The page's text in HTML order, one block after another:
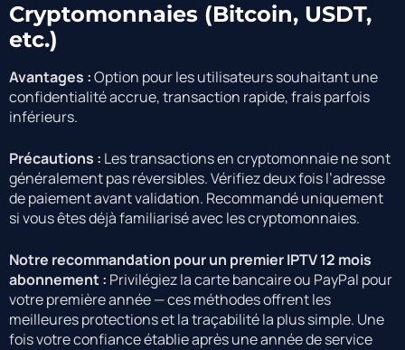
Cryptomonnaies (Bitcoin, USDT,
etc.)
Avantages :Option pour les utilisateurs souhaitant une
confidentialité accrue, transaction rapide, frais parfois
inférieurs.
Précautions : Les transactions en cryptomonnaie ne sont
généralement pas réversibles. Vérifiez deux fois l’adresse
de paiement avant validation. Recommandé uniquement
si vous êtes déjà familiarisé avec les cryptomonnaies.
Notre recommandation pour un premier IPTV 12 mois
abonnement : Privilégiez la carte bancaire ou PayPal pour
votre première année — ces méthodes offrent les
meilleures protections et la traçabilité la plus simple. Une
fois votre confiance établie après une année de service